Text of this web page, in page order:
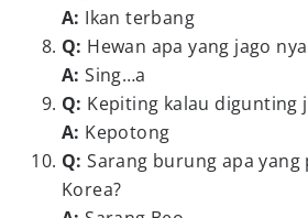
A: Ikan terbang
Q: Hewan apa yang jago
A: Sing…a
Q: Kepiting kalau digunting
A: Kepotong
Q:Sarang burung apa yang
Korea?